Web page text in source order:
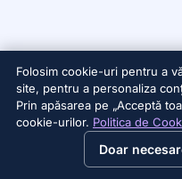
View this
© 2020–2026
Infrastructure, LLC. Toate
Folosim cookie-uri pentru a
site, pentru a personaliza
Prin apăsarea pe „Acceptă
cookie-urilor. Politica de
Doar